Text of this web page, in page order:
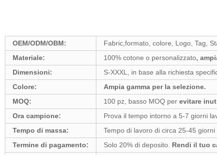
OEM/ODM/OBM:
Fabric,formato, colore, Logo, Tag,
Materiale:
100% cotone o personalizzato,
Dimensioni:
S-XXXL, in base alla richiesta
Colore:
Ampia gamma per la selezione.
MOQ:
100 pz, basso MOQ perevitare
Ora campione:
Prova il tempo intorno a 5-7 giorni
Tempo di massa:
Tempo di lavoro di circa 25-45
Termine di pagamento:
Solo 20% di deposito. Rendi il tuo